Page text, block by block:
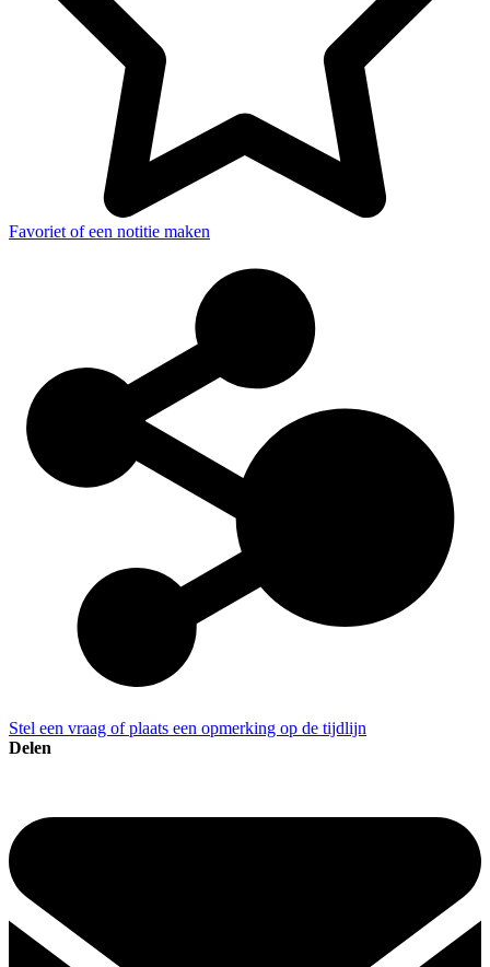
Favoriet of een notitie maken
Stel een vraag of plaats een opmerking op de tijdlijn
Delen